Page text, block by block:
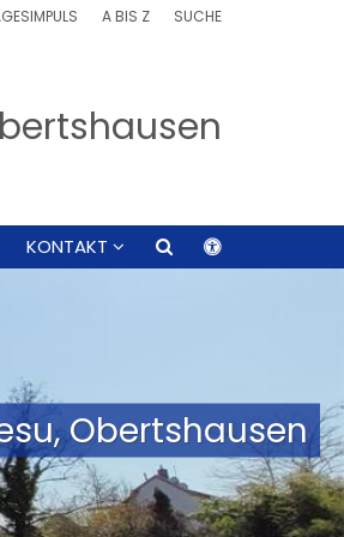
A BIS Z SUCHE
KONTAKT
Obertshausen